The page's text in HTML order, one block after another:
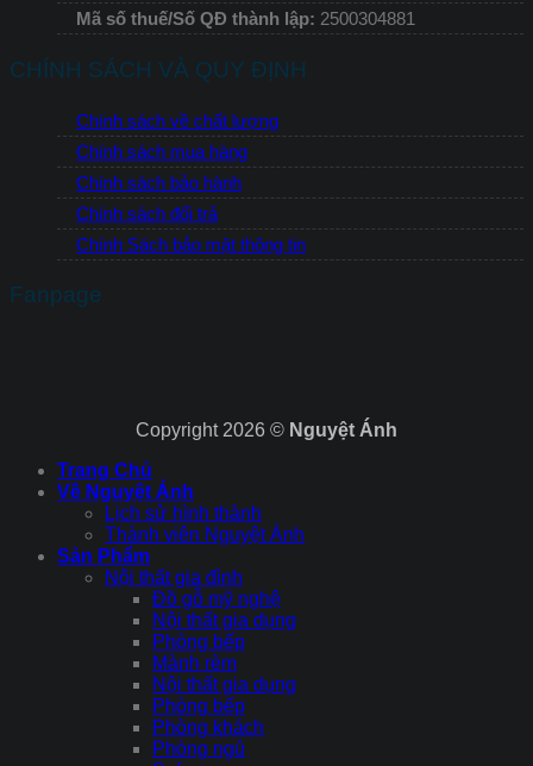
Mã số thuế/Số QĐ thành lập: 2500304881
CHÍNH SÁCH VÀ QUY ĐỊNH
Chính sách về chất lượng
Chính sách mua hàng
Chính sách bảo hành
Chính sách đổi trả
Chính Sách bảo mật thông tin
Fanpage
Copyright 2026 © Nguyệt Ánh
Trang Chủ
Về Nguyệt Ánh
Lịch sử hình thành
Thành viên Nguyệt Ánh
Sản Phẩm
Nội thất gia đình
Đồ gỗ mỹ nghệ
Nội thất gia dụng
Phòng bếp
Mành rèm
Nội thất gia dụng
Phòng bếp
Phòng khách
Phòng ngủ